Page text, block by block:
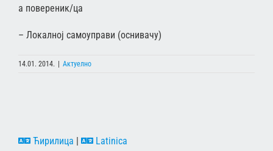
а повереник/ца
– Локалној самоуправи (оснивачу)
14.01. 2014. | Актуелно
Ћирилица | Latinica